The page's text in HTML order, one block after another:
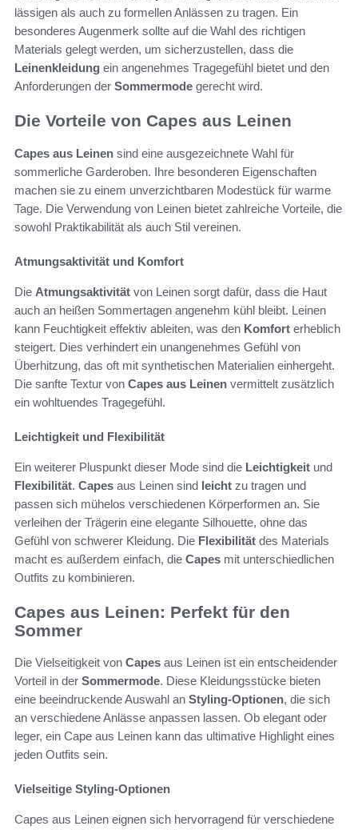
lässigen als auch zu formellen Anlässen zu tragen. Ein
besonderes Augenmerk sollte auf die Wahl des richtigen
Materials gelegt werden, um sicherzustellen, dass die
Leinenkleidung ein angenehmes Tragegefühl bietet und den
Anforderungen der Sommermode gerecht wird.
Die Vorteile von Capes aus Leinen
Capes aus Leinen sind eine ausgezeichnete Wahl für
sommerliche Garderoben. Ihre besonderen Eigenschaften
machen sie zu einem unverzichtbaren Modestück für warme
Tage. Die Verwendung von Leinen bietet zahlreiche Vorteile, die
sowohl Praktikabilität als auch Stil vereinen.
Atmungsaktivität und Komfort
Die Atmungsaktivität von Leinen sorgt dafür, dass die Haut
auch an heißen Sommertagen angenehm kühl bleibt. Leinen
kann Feuchtigkeit effektiv ableiten, was den Komfort erheblich
steigert. Dies verhindert ein unangenehmes Gefühl von
Überhitzung, das oft mit synthetischen Materialien einhergeht.
Die sanfte Textur von Capes aus Leinen vermittelt zusätzlich
ein wohltuendes Tragegefühl.
Leichtigkeit und Flexibilität
Ein weiterer Pluspunkt dieser Mode sind die Leichtigkeit und
Flexibilität. Capes aus Leinen sind leicht zu tragen und
passen sich mühelos verschiedenen Körperformen an. Sie
verleihen der Trägerin eine elegante Silhouette, ohne das
Gefühl von schwerer Kleidung. Die Flexibilität des Materials
macht es außerdem einfach, die Capes mit unterschiedlichen
Outfits zu kombinieren.
Capes aus Leinen: Perfekt für den
Sommer
Die Vielseitigkeit von Capes aus Leinen ist ein entscheidender
Vorteil in der Sommermode. Diese Kleidungsstücke bieten
eine beeindruckende Auswahl an Styling-Optionen, die sich
an verschiedene Anlässe anpassen lassen. Ob elegant oder
leger, ein Cape aus Leinen kann das ultimative Highlight eines
jeden Outfits sein.
Vielseitige Styling-Optionen
Capes aus Leinen eignen sich hervorragend für verschiedene